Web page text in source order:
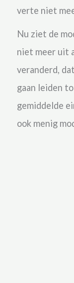
verte niet
Nu ziet de
niet meer uit
veranderd,
gaan leiden
gemiddelde
ook menig